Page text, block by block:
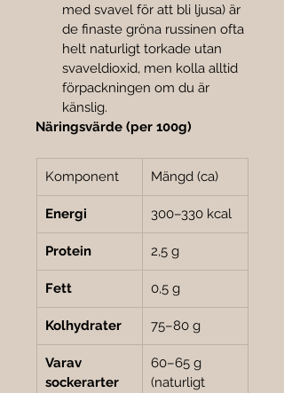
med svavel för att bli ljusa) är
de finaste gröna russinen ofta
helt naturligt torkade utan
svaveldioxid, men kolla alltid
förpackningen om du är
känslig.
Näringsvärde (per 100g)
Komponent Mängd (ca)
Energi 300–330 kcal
Protein 2,5 g
Fett 0,5 g
Kolhydrater 75–80 g
Varav
sockerarter
60–65 g
(naturligt